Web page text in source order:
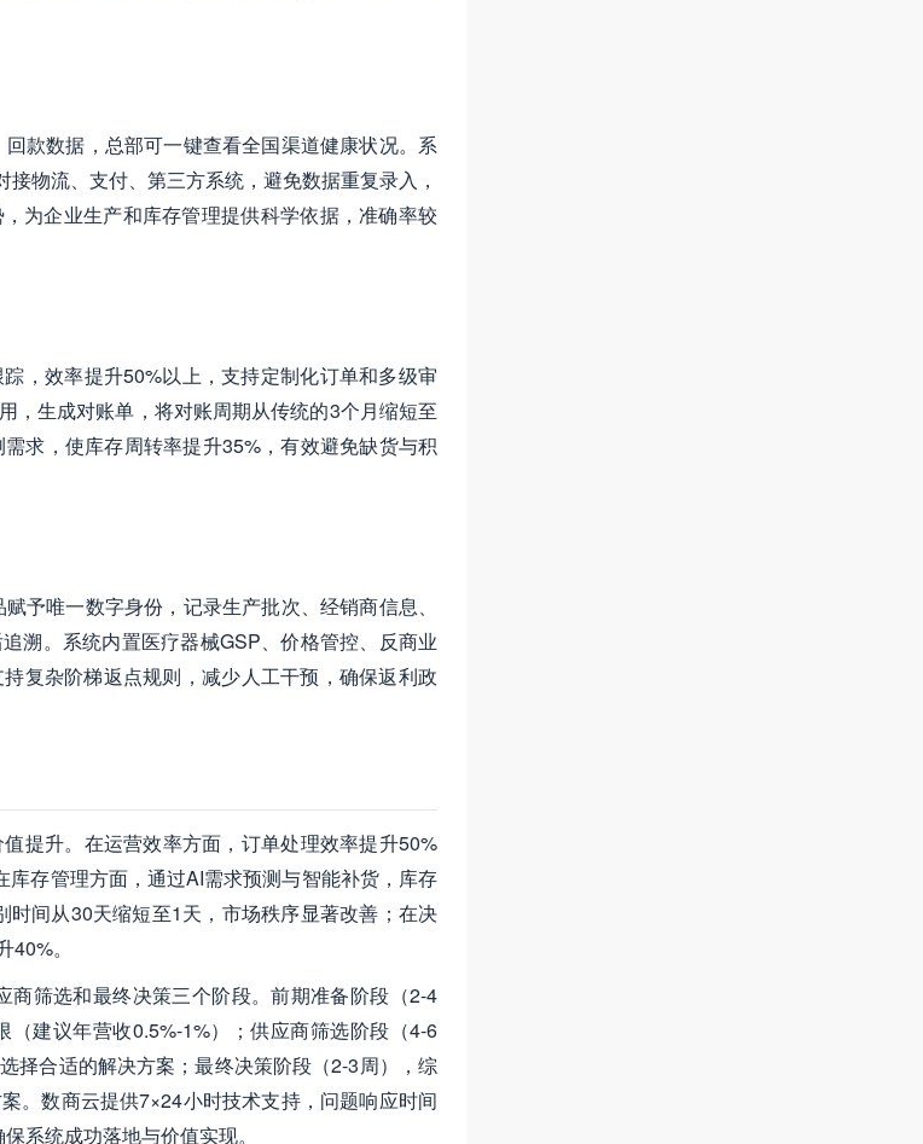
款数据，总部可一键查看全国渠道健康状况。系
物流、支付、第三方系统，避免数据重复录入，
为企业生产和库存管理提供科学依据，准确率较
，效率提升50%以上，支持定制化订单和多级审
，生成对账单，将对账周期从传统的3个月缩短至
求，使库存周转率提升35%，有效避免缺货与积
予唯一数字身份，记录生产批次、经销商信息、
溯。系统内置医疗器械GSP、价格管控、反商业
复杂阶梯返点规则，减少人工干预，确保返利政
提升。在运营效率方面，订单处理效率提升50%
存管理方面，通过AI需求预测与智能补货，库存
间从30天缩短至1天，市场秩序显著改善；在决
。
筛选和最终决策三个阶段。前期准备阶段（2-4
建议年营收0.5%-1%）；供应商筛选阶段（4-6
择合适的解决方案；最终决策阶段（2-3周），综
。数商云提供7×24小时技术支持，问题响应时间
系统成功落地与价值实现。